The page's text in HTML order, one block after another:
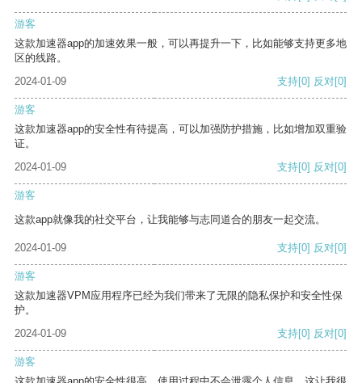
游客
这款加速器app的加速效果一般，可以再提升一下，比如能够支持更多地
区的线路。
2024-01-09
支持[0] 反对[0]
游客
这款加速器app的安全性有待提高，可以加强防护措施，比如增加双重验
证。
2024-01-09
支持[0] 反对[0]
游客
这款app就像我的社交平台，让我能够与志同道合的朋友一起交流。
2024-01-09 支持[0] 反对[0]
游客
这款加速器VPM应用程序已经为我们带来了无限的隐私保护和安全性保
护。
2024-01-09
支持[0] 反对[0]
游客